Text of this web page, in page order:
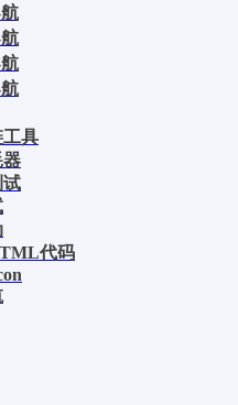
工具
器
试
代码